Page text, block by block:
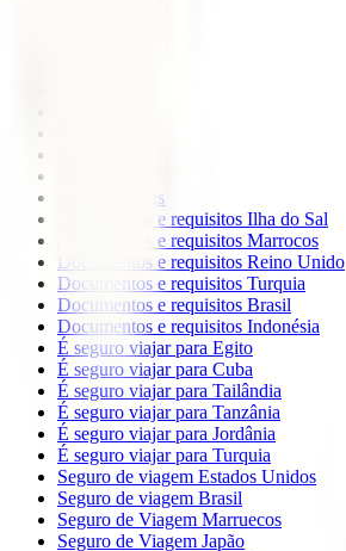
todos os blogs
Documentos e requisitos Ilha do Sal
Documentos e requisitos Marrocos
Documentos e requisitos Reino Unido
Documentos e requisitos Turquia
Documentos e requisitos Brasil
Documentos e requisitos Indonésia
É seguro viajar para Egito
É seguro viajar para Cuba
É seguro viajar para Tailândia
É seguro viajar para Tanzânia
É seguro viajar para Jordânia
É seguro viajar para Turquia
Seguro de viagem Estados Unidos
Seguro de viagem Brasil
Seguro de Viagem Marruecos
Seguro de Viagem Japão